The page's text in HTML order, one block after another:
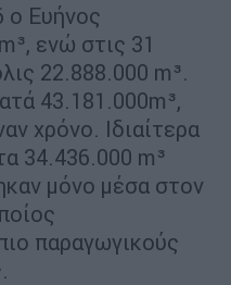
ο Ευήνος
ενώ στις 31
22.888.000 m³.
43.181.000m³,
χρόνο. Ιδιαίτερα
34.436.000 m³
μόνο μέσα στον
παραγωγικούς